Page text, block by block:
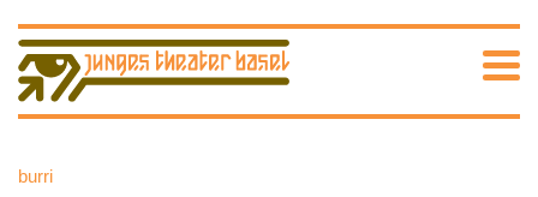
burri